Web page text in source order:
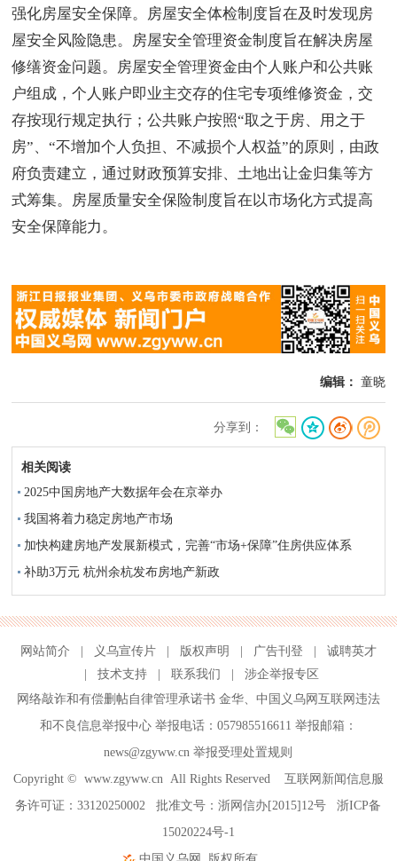
强化房屋安全保障。房屋安全体检制度旨在及时发现房
屋安全风险隐患。房屋安全管理资金制度旨在解决房屋
修缮资金问题。房屋安全管理资金由个人账户和公共账
户组成，个人账户即业主交存的住宅专项维修资金，交
存按现行规定执行；公共账户按照“取之于房、用之于
房”、“不增加个人负担、不减损个人权益”的原则，由政
府负责建立，通过财政预算安排、土地出让金归集等方
式筹集。房屋质量安全保险制度旨在以市场化方式提高
安全保障能力。
编辑： 童晓
分享到：
相关阅读
2025中国房地产大数据年会在京举办
我国将着力稳定房地产市场
加快构建房地产发展新模式，完善“市场+保障”住房供应体系
补助3万元 杭州余杭发布房地产新政
网站简介 义乌宣传片 版权声明 广告刊登
诚聘英才
技术支持 联系我们
涉企举报专区
网络敲诈和有偿删帖自律管理承诺书 金华、 中国义乌网互联网违法
和不良信息举报中心举报电话：057985516611 举报邮箱：
news@zgyww.cn举报受理处置规则
Copyright © www.zgyww.cnAll Rights Reserved 互联网新闻信息服
务许可证：33120250002 批准文号：浙网信办[2015]12号浙ICP备
15020224号-1